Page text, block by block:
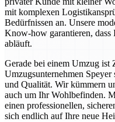
mit komplexen
Bedürfnissen an. Unsere
Know-how garantieren,
abläuft.
Gerade bei einem Umzug ist
Umzugsunternehmen
und Qualität. Wir kümmern
auch um Ihr Wohlbefinden.
einen professionellen,
sich endlich auf Ihre neue